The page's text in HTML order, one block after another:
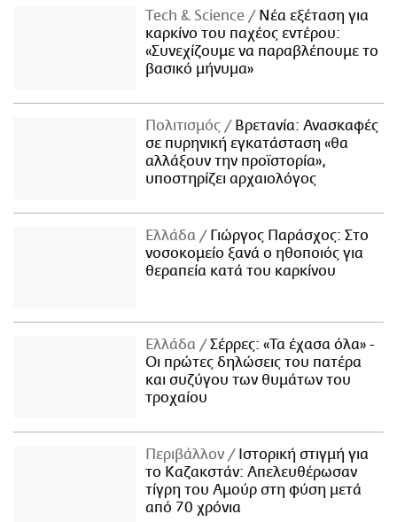
Τech & Science
Νέα εξέταση για
καρκίνο του παχέος εντέρου:
«Συνεχίζουμε να παραβλέπουμε το
βασικό μήνυμα»
Πολιτισμός
Βρετανία: Ανασκαφές
σε πυρηνική εγκατάσταση «θα
αλλάξουν την προϊστορία»,
υποστηρίζει αρχαιολόγος
Ελλάδα
Γιώργος Παράσχος: Στο
νοσοκομείο ξανά ο ηθοποιός για
θεραπεία κατά του καρκίνου
Ελλάδα
Σέρρες: «Τα έχασα όλα» -
Οι πρώτες δηλώσεις του πατέρα
και συζύγου των θυμάτων του
τροχαίου
Περιβάλλον
Ιστορική στιγμή για
το Καζακστάν: Απελευθέρωσαν
τίγρη του Αμούρ στη φύση μετά
από 70 χρόνια